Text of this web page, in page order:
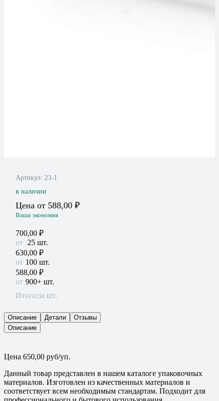
Артикул: 23-1
в наличии
Цена от 588,00 ₽
Ваша экономия
700,00 ₽
25 шт.
630,00 ₽
100 шт.
588,00 ₽
900+ шт.
Итого:за шт.
Описание Детали
Отзывы
Описание
Цена 650,00 руб/уп.
Данный товар представлен в нашем каталоге упаковочных
материалов. Изготовлен из качественных материалов и
соответствует всем необходимым стандартам. Подходит для